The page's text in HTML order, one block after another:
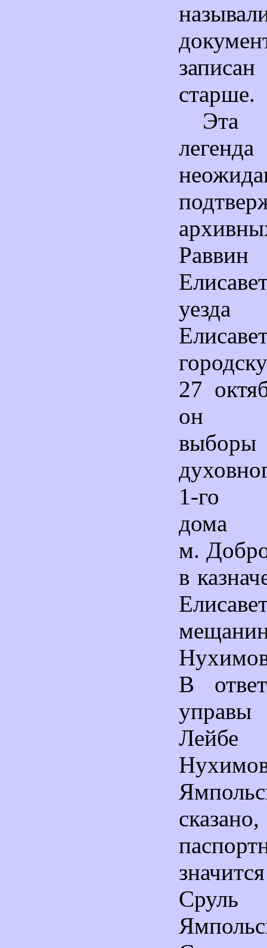
старше.
Эта
Раввин
уезда
27
он
1-го
м.
в
В